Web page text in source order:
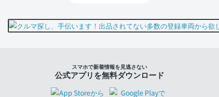
スマホで新着情報を見逃さない
公式アプリを無料ダウンロード